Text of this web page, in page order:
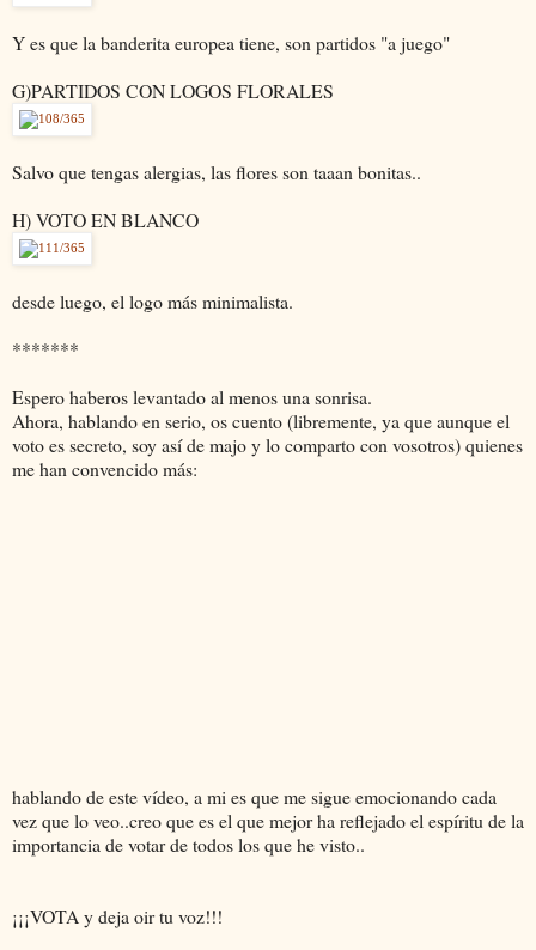
Y es que la banderita europea tiene, son partidos "a juego"
G)PARTIDOS CON LOGOS FLORALES
Salvo que tengas alergias, las flores son taaan bonitas..
H) VOTO EN BLANCO
desde luego, el logo más minimalista.
*******
Espero haberos levantado al menos una sonrisa.
Ahora, hablando en serio, os cuento (libremente, ya que aunque el
voto es secreto, soy así de majo y lo comparto con vosotros) quienes
me han convencido más:
hablando de este vídeo, a mi es que me sigue emocionando cada
vez que lo veo..creo que es el que mejor ha reflejado el espíritu de la
importancia de votar de todos los que he visto..
¡¡¡VOTA y deja oir tu voz!!!